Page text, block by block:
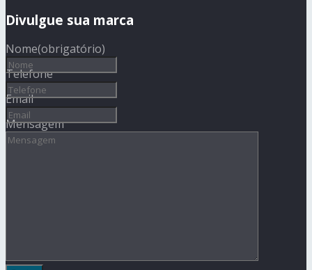
Divulgue sua marca
Nome(obrigatório)
Telefone
Email
Mensagem